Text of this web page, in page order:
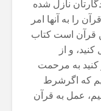
نازل شده
قرآن را به آنها امر
قرآن است کتاب
و از
کنید به مرحمت
رسیم که اگرشرط
عمل به قرآن